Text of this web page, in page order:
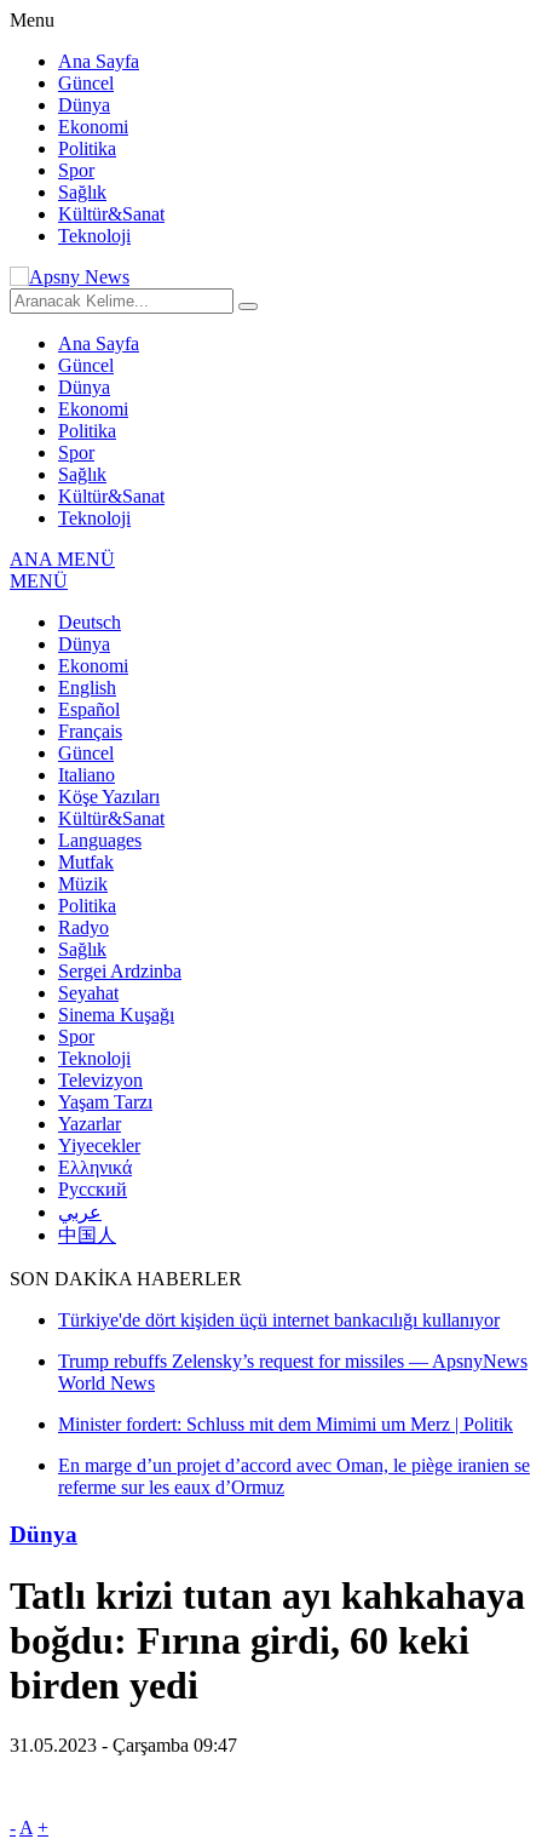
Menu
Ana Sayfa
Güncel
Dünya
Ekonomi
Politika
Spor
Sağlık
Kültür&Sanat
Teknoloji
Ana Sayfa
Güncel
Dünya
Ekonomi
Politika
Spor
Sağlık
Kültür&Sanat
Teknoloji
ANA MENÜ
MENÜ
Deutsch
Dünya
Ekonomi
English
Español
Français
Güncel
Italiano
Köşe Yazıları
Kültür&Sanat
Languages
Mutfak
Müzik
Politika
Radyo
Sağlık
Sergei Ardzinba
Seyahat
Sinema Kuşağı
Spor
Teknoloji
Televizyon
Yaşam Tarzı
Yazarlar
Yiyecekler
Ελληνικά
Русский
عربي
中国人
SON DAKİKA HABERLER
se
Dünya
Tatlı krizi tutan ayı kahkahaya
boğdu: Fırına girdi, 60 keki
birden yedi
31.05.2023 - Çarşamba 09:47
- A +